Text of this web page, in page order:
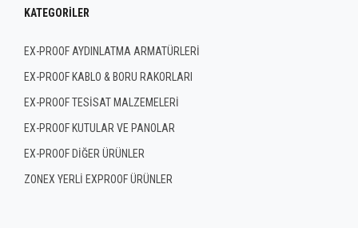
KATEGORILER
EX-PROOF AYDINLATMA ARMATÜRLERİ
EX-PROOF KABLO & BORU RAKORLARI
EX-PROOF TESİSAT MALZEMELERİ
EX-PROOF KUTULAR VE PANOLAR
EX-PROOF DİĞER ÜRÜNLER
ZONEX YERLİ EXPROOF ÜRÜNLER